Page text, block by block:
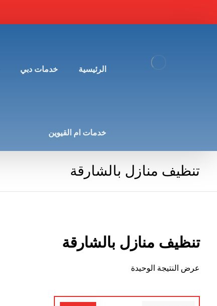
الرئيسية خدمات دبي
خدمات ام القيوين
تنظيف منازل بالشارقة
تنظيف منازل بالشارقة
عرض النتيجة الوحيدة